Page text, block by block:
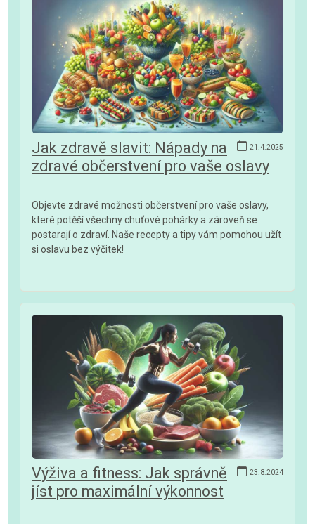
21.4.2025
Jak zdravě slavit: Nápady na
zdravé občerstvení pro vaše oslavy
Objevte zdravé možnosti občerstvení pro vaše oslavy,
které potěší všechny chuťové pohárky a zároveň se
postarají o zdraví. Naše recepty a tipy vám pomohou užít
si oslavu bez výčitek!
23.8.2024
Výživa a fitness: Jak správně
jíst pro maximální výkonnost